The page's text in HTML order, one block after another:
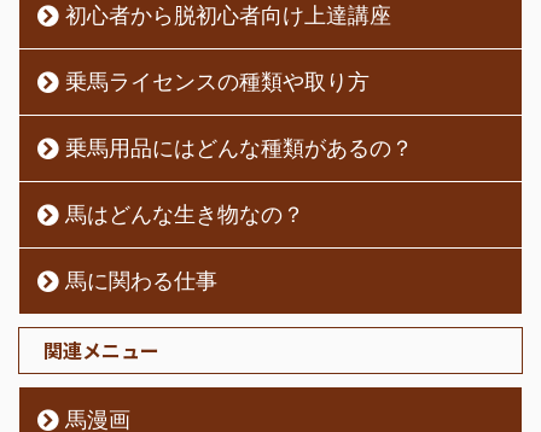
初心者から脱初心者向け上達講座
乗馬ライセンスの種類や取り方
乗馬用品にはどんな種類があるの？
馬はどんな生き物なの？
馬に関わる仕事
関連メニュー
馬漫画